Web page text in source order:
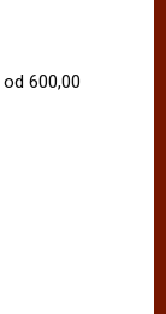
600,00